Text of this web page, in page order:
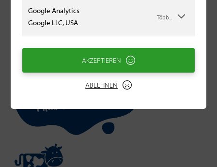
Desszert koncepció
Pikáns koncepció
Google Analytics
Google LLC, USA
Több...
ABLEHNEN
AKZEPTIEREN